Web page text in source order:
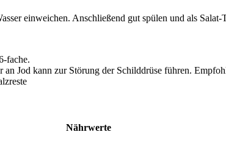
einweichen. Anschließend gut spülen und als
fache.
Jod kann zur Störung der Schilddrüse führen.
Nährwerte